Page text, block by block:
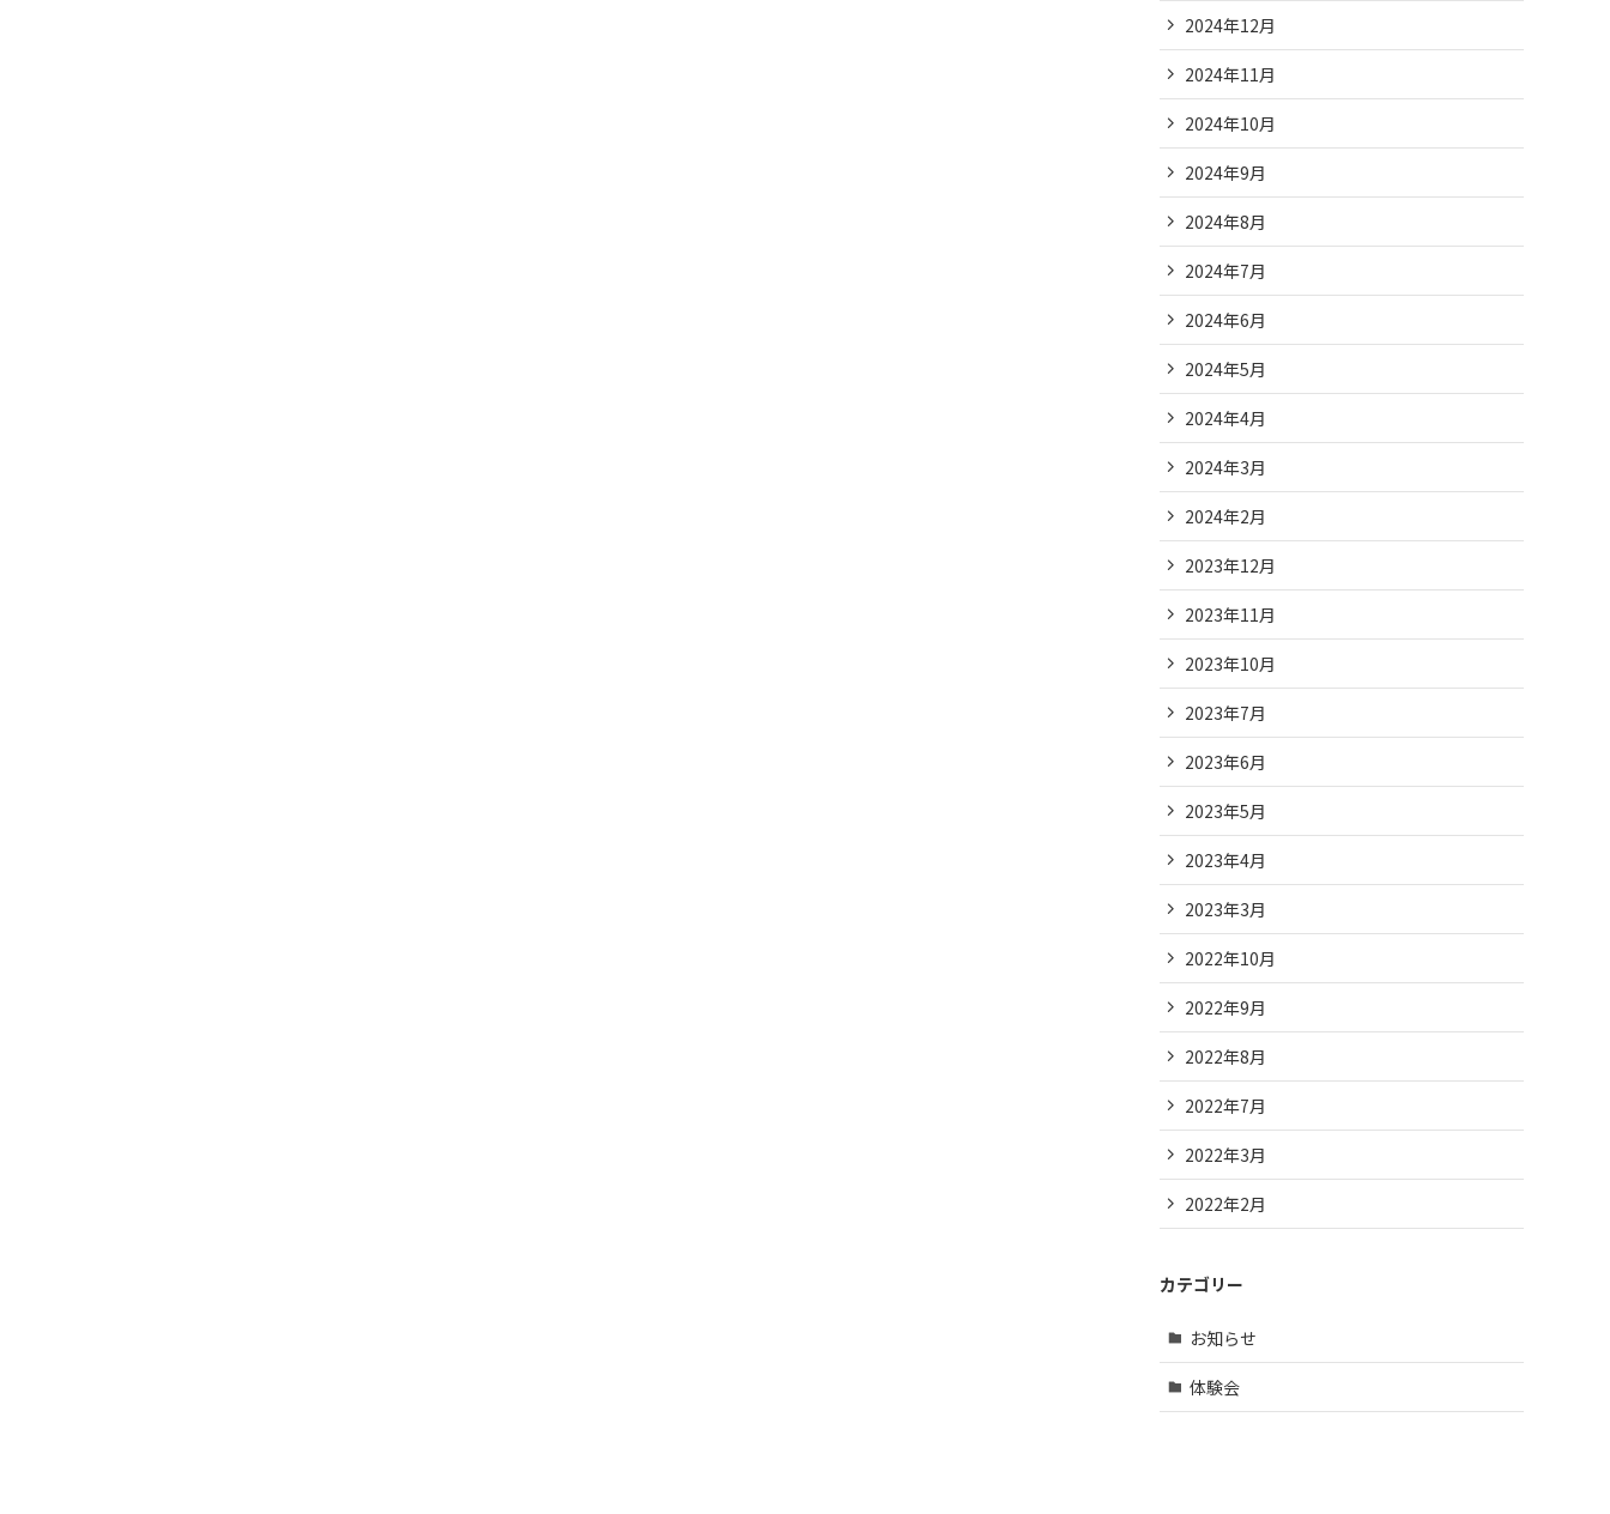
2024年12月
2024年11月
2024年10月
2024年9月
2024年8月
2024年7月
2024年6月
2024年5月
2024年4月
2024年3月
2024年2月
2023年12月
2023年11月
2023年10月
2023年7月
2023年6月
2023年5月
2023年4月
2023年3月
2022年10月
2022年9月
2022年8月
2022年7月
2022年3月
2022年2月
カテゴリー
お知らせ
体験会